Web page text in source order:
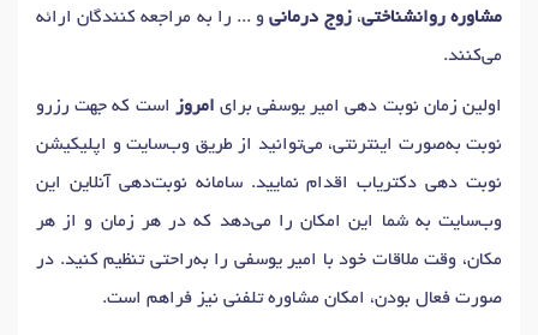
مشاوره روانشناختی،زوج درمانیو ... را به مراجعه کنندگان ارائه
می‌کنند.
اولین زمان نوبت دهی امیر یوسفی برای امروز است که جهت رزرو
نوبت به‌صورت اینترنتی، می‌توانید از طریق وب‌سایت و اپلیکیشن
نوبت دهی دکتریاب اقدام نمایید. سامانه نوبت‌دهی آنلاین این
وب‌سایت به شما این امکان را می‌دهد که در هر زمان و از هر
مکان، وقت ملاقات خود با امیر یوسفی را به‌راحتی تنظیم کنید. در
صورت فعال بودن، امکان مشاوره تلفنی نیز فراهم است.